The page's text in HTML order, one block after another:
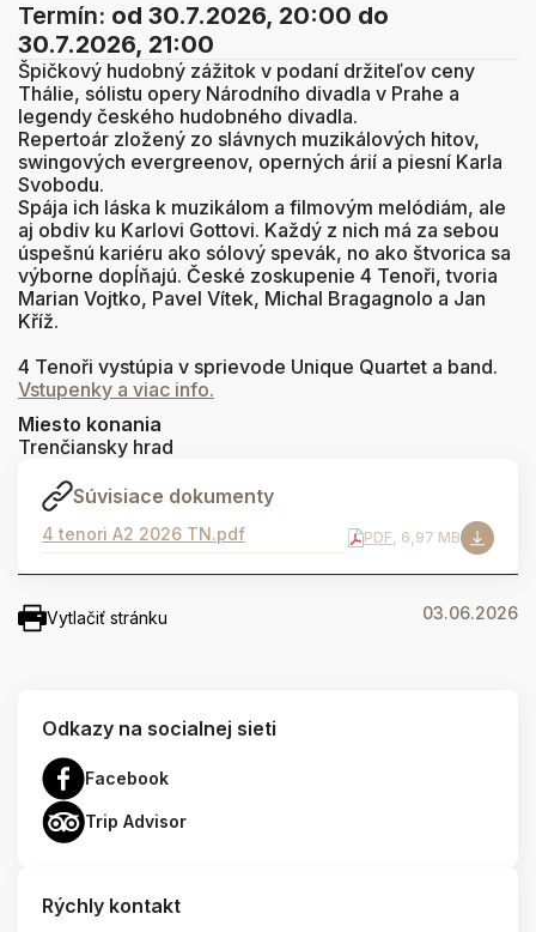
Termín: od 30.7.2026, 20:00 do
30.7.2026, 21:00
Špičkový hudobný zážitok v podaní držiteľov ceny
Thálie, sólistu opery Národního divadla v Prahe a
legendy českého hudobného divadla.
Repertoár zložený zo slávnych muzikálových hitov,
swingových evergreenov, operných árií a piesní Karla
Svobodu.
Spája ich láska k muzikálom a filmovým melódiám, ale
aj obdiv ku Karlovi Gottovi. Každý z nich má za sebou
úspešnú kariéru ako sólový spevák, no ako štvorica sa
výborne dopĺňajú. České zoskupenie 4 Tenoři, tvoria
Marian Vojtko, Pavel Vítek, Michal Bragagnolo a Jan
Kříž.
4 Tenoři vystúpia v sprievode Unique Quartet a band.
Vstupenky a viac info.
Miesto konania
Trenčiansky hrad
Súvisiace dokumenty
4 tenori A2 2026 TN.pdf PDF, 6,97 MB
Vytlačiť stránku 03.06.2026
Odkazy na socialnej sieti
Facebook
Trip Advisor
Rýchly kontakt